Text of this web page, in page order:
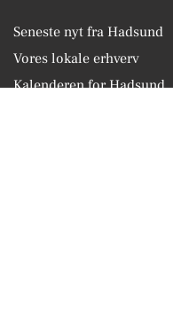
Seneste nyt fra Hadsund
Vores lokale erhverv
Kalenderen for Hadsund